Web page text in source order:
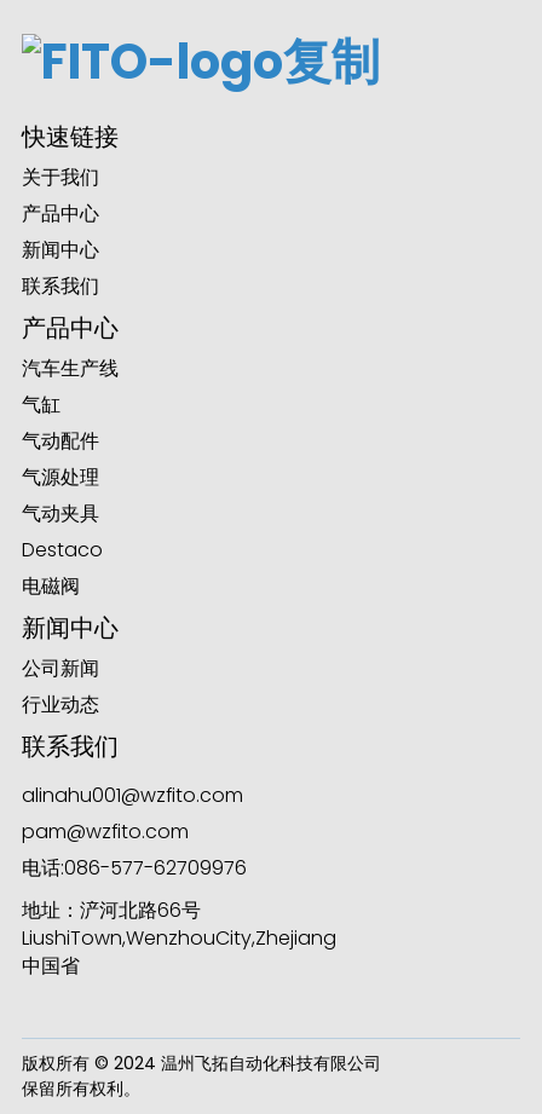
快速链接
关于我们
产品中心
新闻中心
联系我们
产品中心
汽车生产线
气缸
气动配件
气源处理
气动夹具
Destaco
电磁阀
新闻中心
公司新闻
行业动态
联系我们
alinahu001@wzfito.com
pam@wzfito.com
电话:086-577-62709976
地址：浐河北路66号
LiushiTown,WenzhouCity,Zhejiang
中国省
版权所有 © 2024 温州飞拓自动化科技有限公司
保留所有权利。